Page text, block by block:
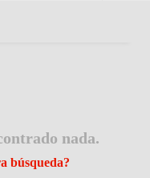
nada.
búsqueda?